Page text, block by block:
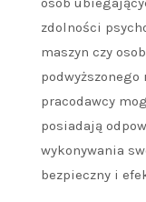
zdolności
maszyn czy
pracodawcy
posiadają
wykonywania
bezpieczny i